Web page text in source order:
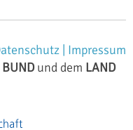
Impressum
|
BUNDund dem LAND